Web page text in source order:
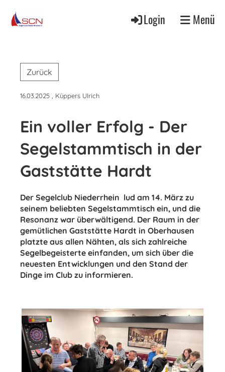
Login Menü
Zurück
16.03.2025 , Küppers Ulrich
Ein voller Erfolg - Der
Segelstammtisch in der
Gaststätte Hardt
Der Segelclub Niederrhein lud am 14. März zu
seinem beliebten Segelstammtisch ein, und die
Resonanz war überwältigend. Der Raum in der
gemütlichen Gaststätte Hardt in Oberhausen
platzte aus allen Nähten, als sich zahlreiche
Segelbegeisterte einfanden, um sich über die
neuesten Entwicklungen und den Stand der
Dinge im Club zu informieren.